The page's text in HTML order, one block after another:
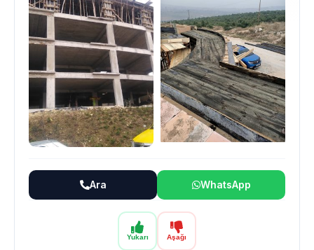
Yukarı Aşağı
Ara WhatsApp